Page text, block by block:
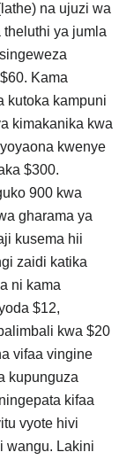
na ujuzi wa
ya jumla
Kama
kutoka kampuni
kimakanika kwa
kwenye
$300.
900 kwa
gharama ya
kusema hii
zaidi katika
ni kama
$12,
kwa $20
vifaa vingine
kupunguza
kifaa
vyote hivi
wangu. Lakini